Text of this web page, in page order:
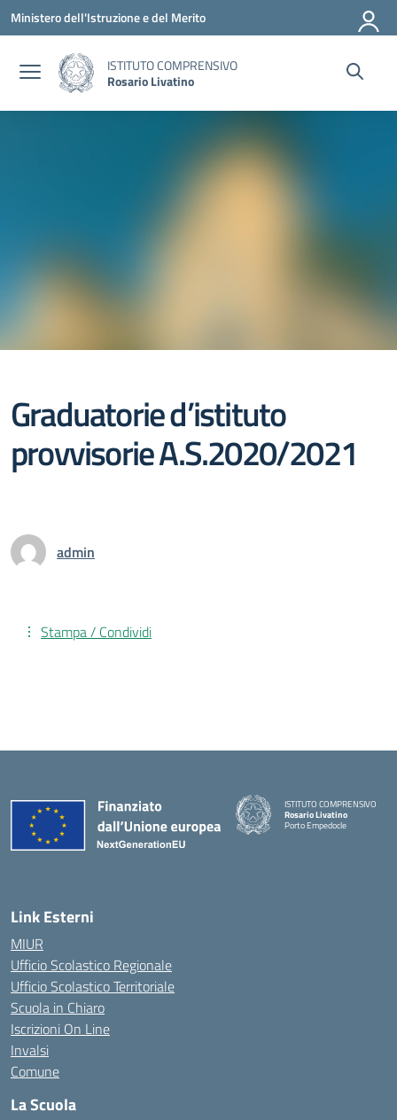
Vai ai contenuti
Vai al menu di navigazione
Vai al footer
Ministero dell'Istruzione e del Merito
ISTITUTO COMPRENSIVO
Rosario Livatino
Graduatorie d’istituto
provvisorie A.S.2020/2021
admin
Stampa / Condividi
ISTITUTO COMPRENSIVO
Rosario Livatino
Porto Empedocle
Link Esterni
MIUR
Ufficio Scolastico Regionale
Ufficio Scolastico Territoriale
Scuola in Chiaro
Iscrizioni On Line
Invalsi
Comune
La Scuola